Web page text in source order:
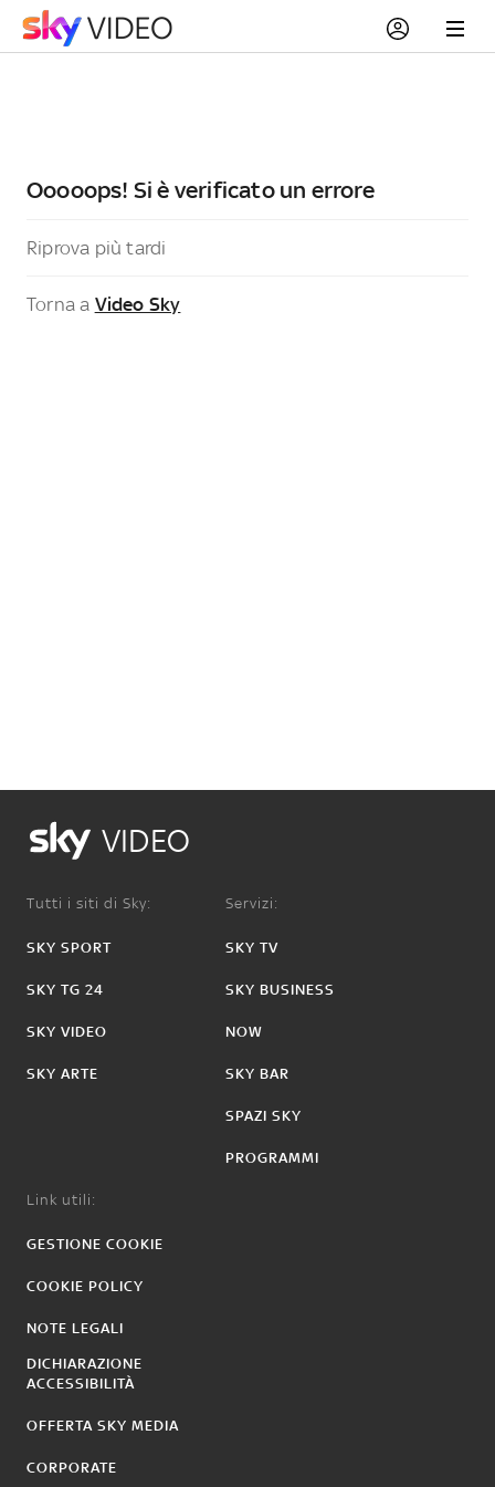
Ooooops! Si è verificato un errore
Riprova più tardi
Torna a Video Sky
VIDEO
Tutti i siti di Sky:
SKY SPORT
SKY TG 24
SKY VIDEO
SKY ARTE
Servizi:
SKY TV
SKY BUSINESS
NOW
SKY BAR
SPAZI SKY
PROGRAMMI
Link utili:
GESTIONE COOKIE
COOKIE POLICY
NOTE LEGALI
DICHIARAZIONE
ACCESSIBILITÀ
OFFERTA SKY MEDIA
CORPORATE